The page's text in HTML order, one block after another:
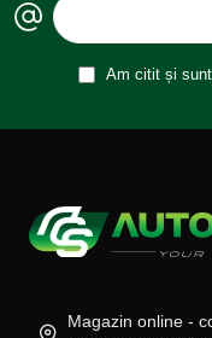
Am citit și
Magazin online -